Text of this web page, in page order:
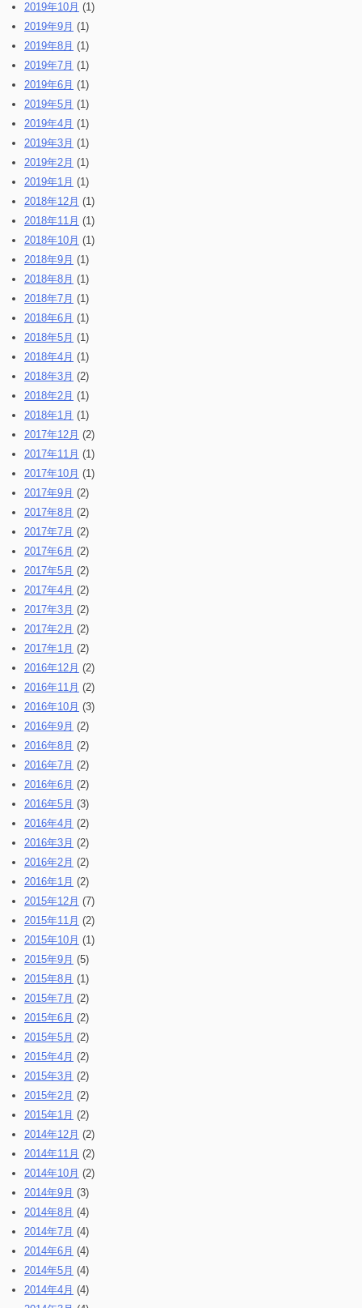
2019年10月 (1)
2019年9月 (1)
2019年8月 (1)
2019年7月 (1)
2019年6月 (1)
2019年5月 (1)
2019年4月 (1)
2019年3月 (1)
2019年2月 (1)
2019年1月 (1)
2018年12月 (1)
2018年11月 (1)
2018年10月 (1)
2018年9月 (1)
2018年8月 (1)
2018年7月 (1)
2018年6月 (1)
2018年5月 (1)
2018年4月 (1)
2018年3月 (2)
2018年2月 (1)
2018年1月 (1)
2017年12月 (2)
2017年11月 (1)
2017年10月 (1)
2017年9月 (2)
2017年8月 (2)
2017年7月 (2)
2017年6月 (2)
2017年5月 (2)
2017年4月 (2)
2017年3月 (2)
2017年2月 (2)
2017年1月 (2)
2016年12月 (2)
2016年11月 (2)
2016年10月 (3)
2016年9月 (2)
2016年8月 (2)
2016年7月 (2)
2016年6月 (2)
2016年5月 (3)
2016年4月 (2)
2016年3月 (2)
2016年2月 (2)
2016年1月 (2)
2015年12月 (7)
2015年11月 (2)
2015年10月 (1)
2015年9月 (5)
2015年8月 (1)
2015年7月 (2)
2015年6月 (2)
2015年5月 (2)
2015年4月 (2)
2015年3月 (2)
2015年2月 (2)
2015年1月 (2)
2014年12月 (2)
2014年11月 (2)
2014年10月 (2)
2014年9月 (3)
2014年8月 (4)
2014年7月 (4)
2014年6月 (4)
2014年5月 (4)
2014年4月 (4)